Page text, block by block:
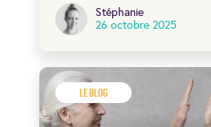
Stéphanie
26 octobre 2025
Le Blog